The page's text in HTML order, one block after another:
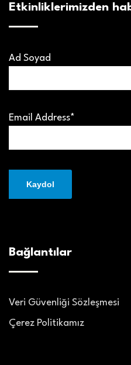
Etkinliklerimizden
Ad Soyad
Email Address*
Bağlantılar
Veri Güvenliği Sözleşmesi
Çerez Politikamız